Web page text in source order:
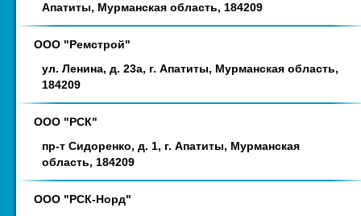
Апатиты, Мурманская область, 184209
ООО "Ремстрой"
ул. Ленина, д. 23а, г. Апатиты, Мурманская область,
184209
ООО "РСК"
пр-т Сидоренко, д. 1, г. Апатиты, Мурманская
область, 184209
ООО "РСК-Норд"